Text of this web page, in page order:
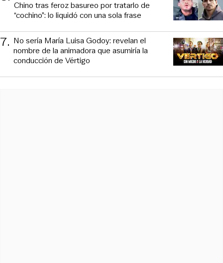
Chino tras feroz basureo por tratarlo de
“cochino”: lo liquidó con una sola frase
7. No sería María Luisa Godoy: revelan el
nombre de la animadora que asumiría la
conducción de Vértigo